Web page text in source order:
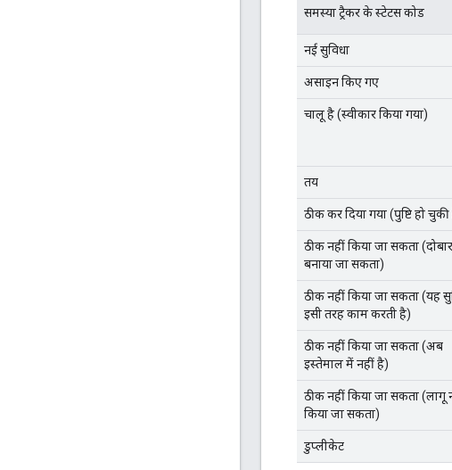
समस्या ट्रैकर के स्टेटस कोड
नई सुविधा
असाइन किए गए
चालू है (स्वीकार किया गया)
तय
ठीक कर दिया गया (पुष्टि हो
ठीक नहीं किया जा सकता
बनाया जा सकता)
ठीक नहीं किया जा सकता (यह
इसी तरह काम करती है)
ठीक नहीं किया जा सकता (अब
इस्तेमाल में नहीं है)
ठीक नहीं किया जा सकता (लागू
किया जा सकता)
डुप्लीकेट